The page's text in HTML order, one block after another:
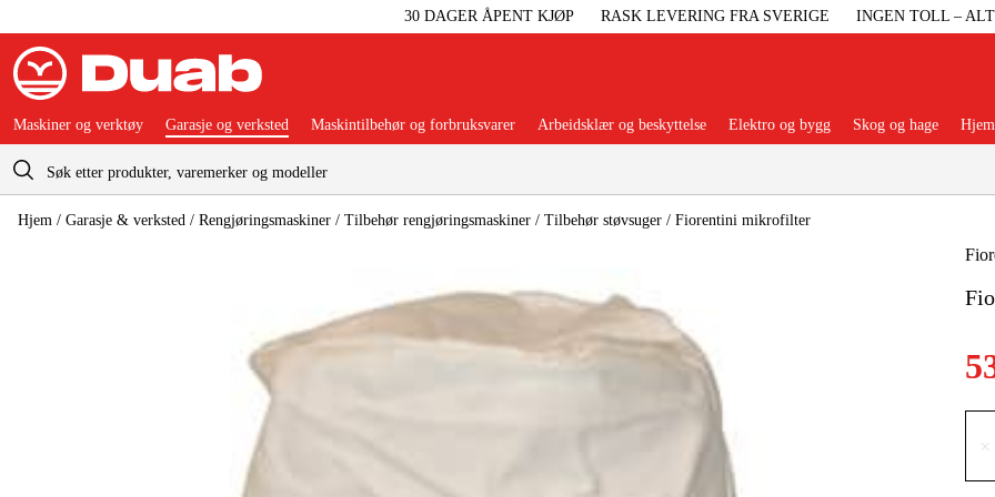
30 DAGER ÅPENT KJØP RASK LEVERING FRA SVERIGE INGEN TOLL –
Handlevogn Populære kategorier
Maskiner og verktøy Garasje og verksted Maskintilbehør og forbruksvarer Arbeidsklær og beskyttelse Elektro og bygg Skog og hage
Hjem / Garasje & verksted / Rengjøringsmaskiner / Tilbehør rengjøringsmaskiner / Tilbehør støvsuger / Fiorentini mikrofilter
×